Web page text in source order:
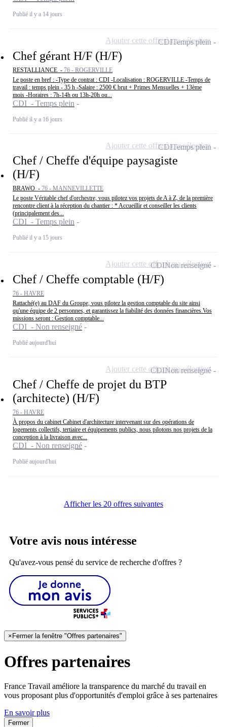
Publié il y a 14 jours
Chef gérant H/F (H/F)
RESTALLIANCE - 76 - ROGERVILLE
Le poste en bref : -Type de contrat : CDI -Localisation : ROGERVILLE -Temps de
travail : temps plein - 35 h -Salaire : 2500 € brut + Primes Mensuelles + 13ème
mois -Horaires : 7h-14h ou 13h-20h ou...
CDI - Temps plein
Publié il y a 16 jours
CDITemps plein
Ajouter cette offre à ma sélection
Chef / Cheffe d'équipe paysagiste
(H/F)
BRAWO - 76 - MANNEVILLETTE
Le poste Véritable chef d'orchestre, vous pilotez vos projets de A à Z, de la première
rencontre client à la réception du chantier : * Accueillir et conseiller les clients
(principalement des...
CDI - Temps plein
Publié il y a 15 jours
CDITemps plein
Ajouter cette offre à ma sélection
Chef / Cheffe comptable (H/F)
76 - HAVRE
Rattaché(e) au DAF du Groupe, vous pilotez la gestion comptable du site ainsi
qu'une équipe de 2 personnes, et garantissez la fiabilité des données financières.Vos
missions seront : Gestion comptable...
CDI - Non renseigné
Publié aujourd'hui
CDINon renseigné
Ajouter cette offre à ma sélection
Chef / Cheffe de projet du BTP
(architecte) (H/F)
76 - HAVRE
À propos du cabinet Cabinet d'architecture intervenant sur des opérations de
logements collectifs, tertiaire et équipements publics, nous pilotons nos projets de la
conception à la livraison avec...
CDI - Non renseigné
Publié aujourd'hui
CDINon renseigné
Ajouter cette offre à ma sélection
Afficher les 20 offres suivantes
Votre avis nous intéresse
Qu'avez-vous pensé du service de recherche d'offres ?
× Fermer la fenêtre "Offres partenaires"
Offres partenaires
France Travail améliore la transparence du marché du travail en
vous proposant plus d'opportunités d'emploi grâce à ses partenaires
En savoir plus
Fermer